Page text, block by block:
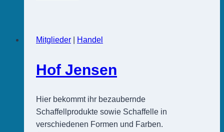
Mitglieder Handel
Hof Jensen
Hier bekommt ihr bezaubernde
Schaffellprodukte sowie Schaffelle in
verschiedenen Formen und Farben.